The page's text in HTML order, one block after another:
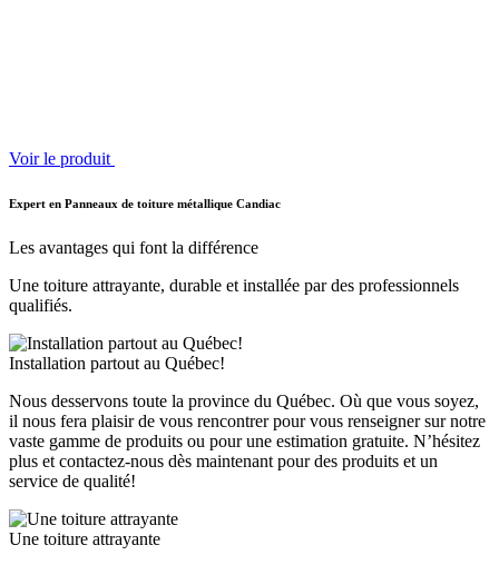
Voir le produit
Expert en Panneaux de toiture métallique Candiac
Les avantages qui font la différence
Une toiture attrayante, durable et installée par des professionnels
qualifiés.
Installation partout au Québec!
Nous desservons toute la province du Québec. Où que vous soyez,
il nous fera plaisir de vous rencontrer pour vous renseigner sur notre
vaste gamme de produits ou pour une estimation gratuite. N’hésitez
plus et contactez-nous dès maintenant pour des produits et un
service de qualité!
Une toiture attrayante